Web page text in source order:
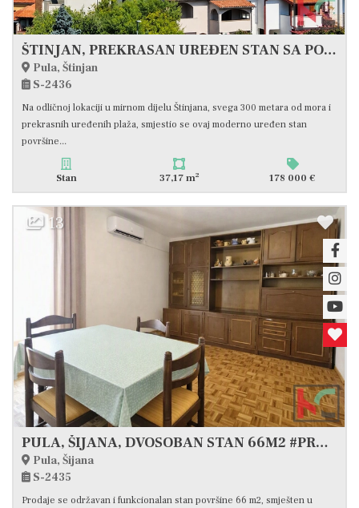
ŠTINJAN, PREKRASAN UREĐEN STAN SA POGLEDOM NA MORE, 37M2 #PRODAJA
Pula, Štinjan
S-2436
Na odličnoj lokaciji u mirnom dijelu Štinjana, svega 300 metara od mora i
prekrasnih uređenih plaža, smjestio se ovaj moderno uređen stan
površine...
Stan 37,17 m2 178 000 €
13
PULA, ŠIJANA, DVOSOBAN STAN 66M2 #PRODAJA
Pula, Šijana
S-2435
Prodaje se održavan i funkcionalan stan površine 66 m2, smješten u